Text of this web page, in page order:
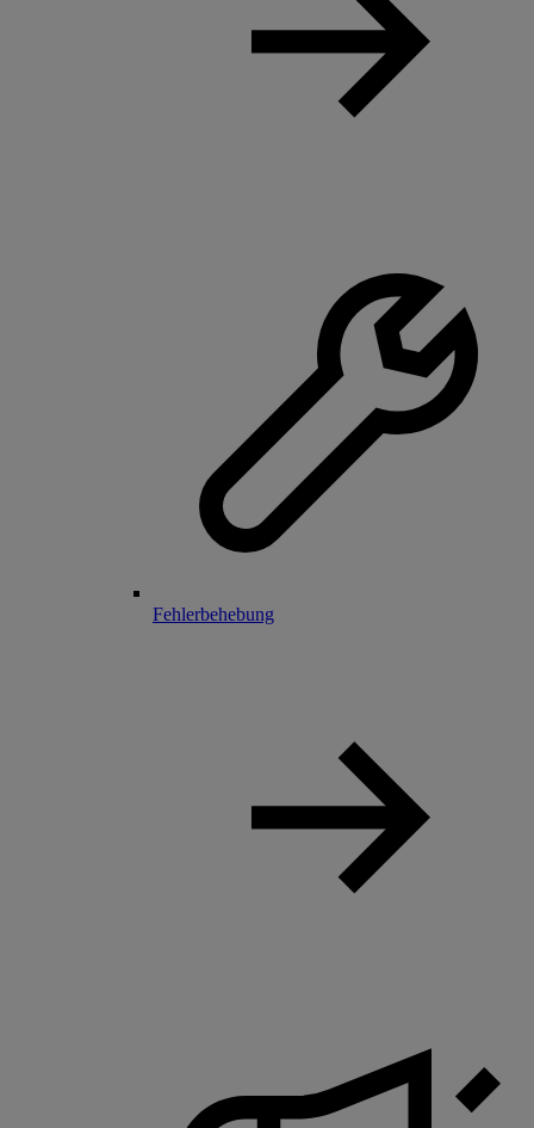
Fehlerbehebung